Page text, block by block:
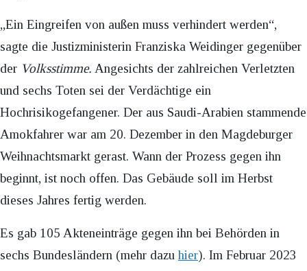
„Ein Eingreifen von außen muss verhindert werden“,
sagte die Justizministerin Franziska Weidinger gegenüber
der Volksstimme. Angesichts der zahlreichen Verletzten
und sechs Toten sei der Verdächtige ein
Hochrisikogefangener. Der aus Saudi-Arabien stammende
Amokfahrer war am 20. Dezember in den Magdeburger
Weihnachtsmarkt gerast. Wann der Prozess gegen ihn
beginnt, ist noch offen. Das Gebäude soll im Herbst
dieses Jahres fertig werden.
Es gab 105 Akteneinträge gegen ihn bei Behörden in
sechs Bundesländern (mehr dazuhier). Im Februar 2023